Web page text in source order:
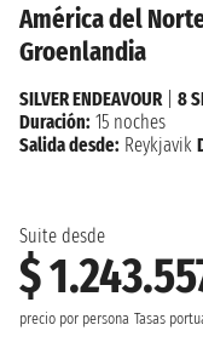
América del
Groenlandia
Suite desde
$
precio por persona Tasas
SILVER ENDEAVOUR
8
Duración: 15 noches
Salida desde: Reykjavik